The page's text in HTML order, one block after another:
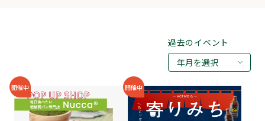
過去のイベント
年月を選択
2026年07月
2026年05月
開催中 開催中